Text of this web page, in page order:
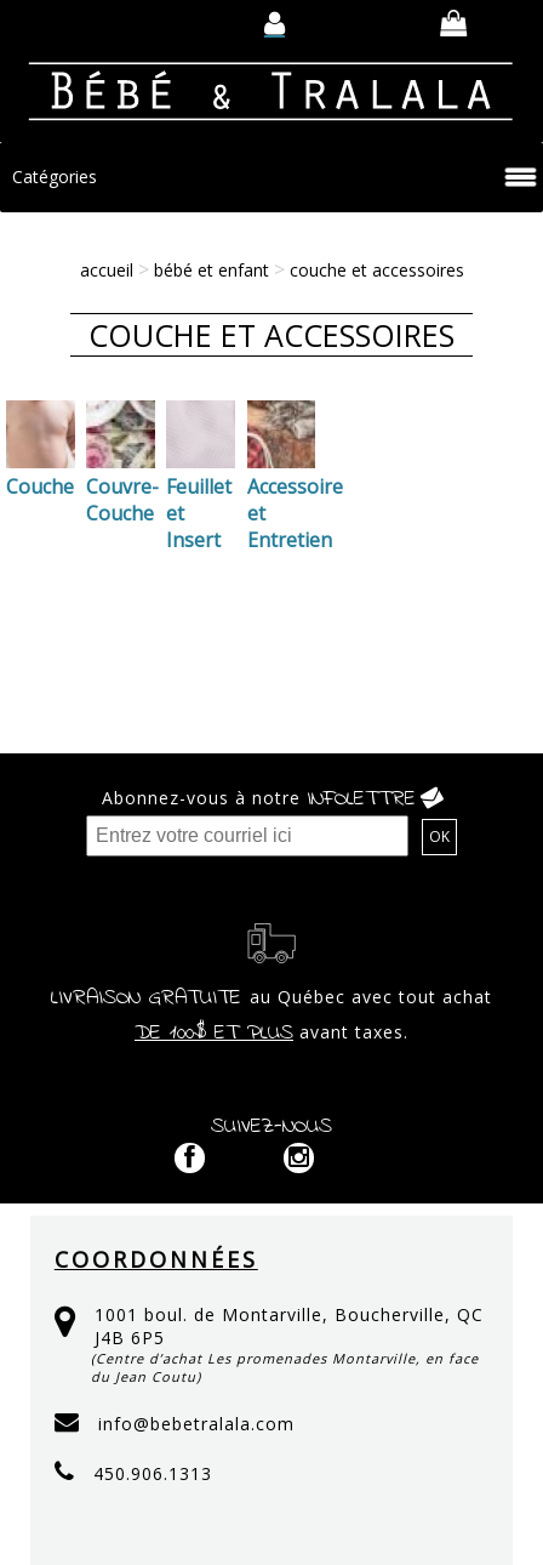
Catégories
accueil > bébé et enfant> couche et accessoires
COUCHE ET ACCESSOIRES
Couche Couvre-
Couche
Feuillet
et
Insert
Accessoire
et
Entretien
Abonnez-vous à notre INFOLETTRE
LIVRAISON GRATUITE au Québec avec tout achat
DE 100$ ET PLUS avant taxes.
SUIVEZ-NOUS
COORDONNÉES
1001 boul. de Montarville, Boucherville, QC
J4B 6P5
(Centre d’achat Les promenades Montarville, en face
du Jean Coutu)
info@bebetralala.com
450.906.1313